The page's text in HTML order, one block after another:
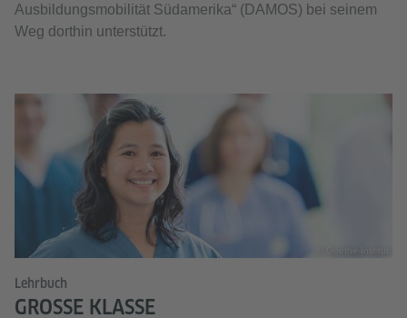
Ausbildungsmobilität Südamerika“ (DAMOS) bei seinem
Weg dorthin unterstützt.
Lehrbuch
GROSSE KLASSE